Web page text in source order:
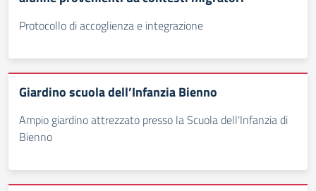
Protocollo di accoglienza e integrazione
Giardino scuola dell’Infanzia Bienno
Ampio giardino attrezzato presso la Scuola dell'Infanzia di
Bienno